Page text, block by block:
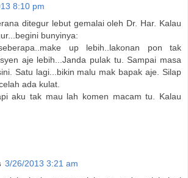
8:10 pm
ditegur lebut gemalai oleh Dr. Har. Kalau
bunyinya:
up lebih..lakonan pon tak
aje lebih...Janda pulak tu. Sampai masa
Satu lagi...bikin malu mak bapak aje. Silap
ada kulat.
aku tak mau lah komen macam tu. Kalau
3/26/2013 3:21 am